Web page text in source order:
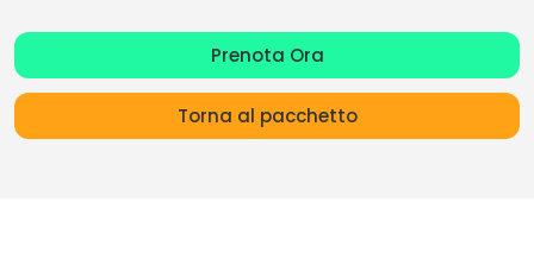
Prenota Ora
Torna al pacchetto